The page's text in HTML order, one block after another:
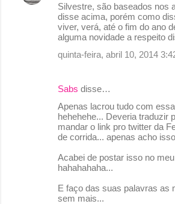
Silvestre, são baseados nos
disse acima, porém como
viver, verá, até o fim do ano
alguma novidade a respeito
quinta-feira, abril 10, 2014
Sabs disse…
Apenas lacrou tudo com
hehehehe... Deveria traduzir
mandar o link pro twitter da
de corrida... apenas acho
Acabei de postar isso no
hahahahaha...
E faço das suas palavras as
sem mais...